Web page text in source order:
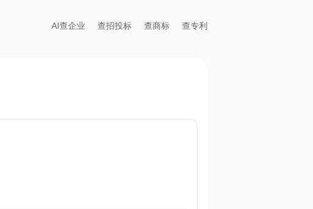
AI查企业 查招投标 查商标 查专利